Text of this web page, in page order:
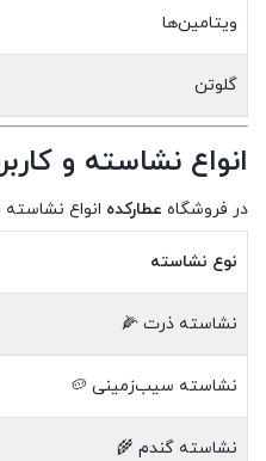
ویتامین‌ها
گلوتن
انواع نشاسته و
در فروشگاه عطارکده انواع
نوع نشاسته
نشاسته ذرت 🌽
نشاسته سیب‌زمینی 🥔
نشاسته گندم 🌾